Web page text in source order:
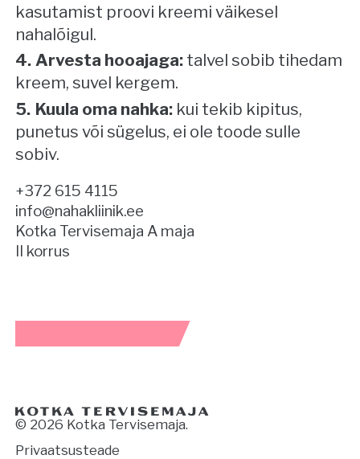
kasutamist proovi kreemi väikesel
nahalõigul.
Arvesta hooajaga:talvel sobib tihedam
kreem, suvel kergem.
Kuula oma nahka:kui tekib kipitus,
punetus või sügelus, ei ole toode sulle
sobiv.
+372 615 4115
info@nahakliinik.ee
Kotka Tervisemaja A maja
II korrus
© 2026 Kotka Tervisemaja.
Privaatsusteade